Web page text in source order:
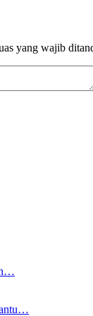
yang wajib